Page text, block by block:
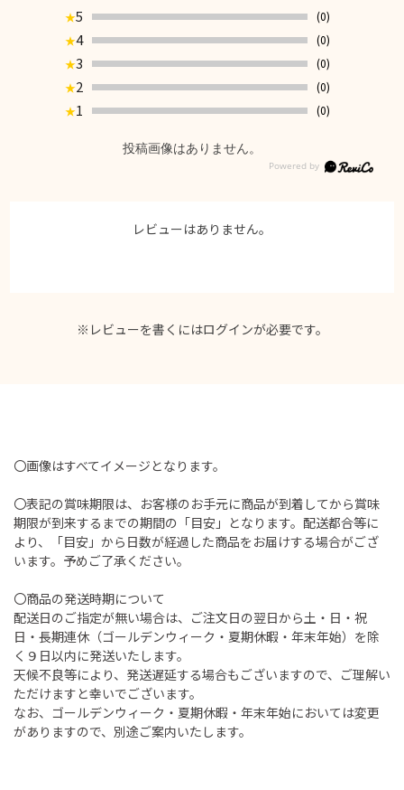
★5
(0)
★4
(0)
★3
(0)
★2
(0)
★1 (0)
投稿画像はありません。
レビューはありません。
※レビューを書くにはログインが必要です。
〇画像はすべてイメージとなります。
〇表記の賞味期限は、お客様のお手元に商品が到着してから賞味
期限が到来するまでの期間の「目安」となります。配送都合等に
より、「目安」から日数が経過した商品をお届けする場合がござ
います。予めご了承ください。
〇商品の発送時期について
配送日のご指定が無い場合は、ご注文日の翌日から土・日・祝
日・長期連休（ゴールデンウィーク・夏期休暇・年末年始）を除
く９日以内に発送いたします。
天候不良等により、発送遅延する場合もございますので、ご理解い
ただけますと幸いでございます。
なお、ゴールデンウィーク・夏期休暇・年末年始においては変更
がありますので、別途ご案内いたします。